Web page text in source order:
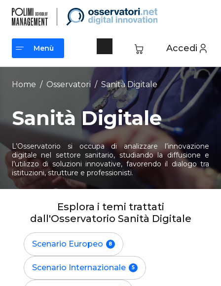
contenuto
Accedi
Menù
Menù
Home / Osservatori / Sanità Digitale
Sanità Digitale
L’Osservatorio si occupa di analizzare l’innovazione
digitale nel settore sanitario, studiando la diffusione e
l’utilizzo di soluzioni innovative, favorendo il dialogo tra
istituzioni, strutture e professionisti.
Esplora i temi trattati
dall'Osservatorio Sanità Digitale
Scenario Europeo
Scenario Internazionale